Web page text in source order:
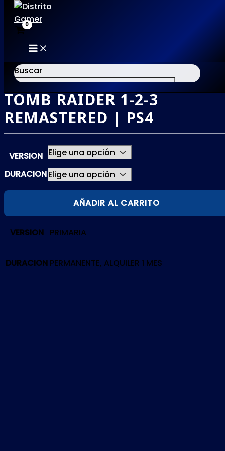
al
contenido
MAIN
MENU
Buscar
×
TOMB RAIDER 1-2-3
REMASTERED | PS4
VERSION
DURACION
TOMB
2-
REMASTERED
AÑADIR AL CARRITO
VERSION PRIMARIA
DURACION PERMANENTE, ALQUILER 1 MES